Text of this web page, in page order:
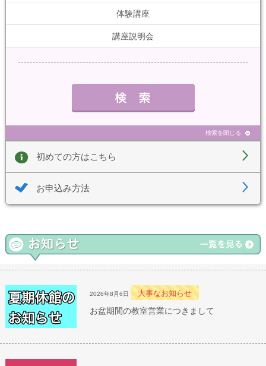
体験講座
講座説明会
検索を閉じる
初めての方はこちら
お申込み方法
2026年8月6日 大事なお知らせ
お盆期間の教室営業につきまして